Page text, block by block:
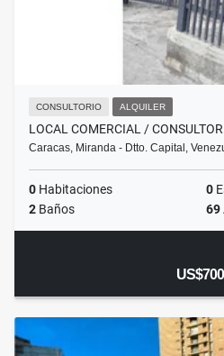
CONSULTORIO ALQUILER
LOCAL COMERCIAL /
Caracas, Miranda - Dtto. Capital,
0 Habitaciones 0
2 Baños 69
US$700